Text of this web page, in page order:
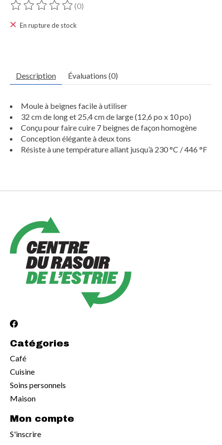
Ce produit est évalué à
(0)
En rupture de stock
Description Évaluations (0)
Moule à beignes facile à utiliser
32 cm de long et 25,4 cm de large (12,6 po x 10 po)
Conçu pour faire cuire 7 beignes de façon homogène
Conception élégante à deux tons
Résiste à une température allant jusqu’à 230 °C / 446 °F
Catégories
Café
Cuisine
Soins personnels
Maison
Mon compte
S'inscrire